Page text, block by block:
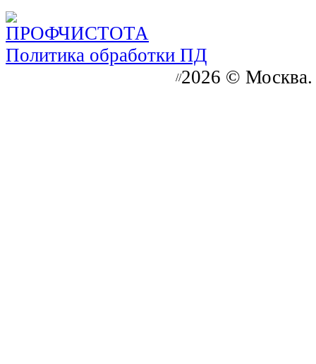
Политика обработки ПД
//2026 ©